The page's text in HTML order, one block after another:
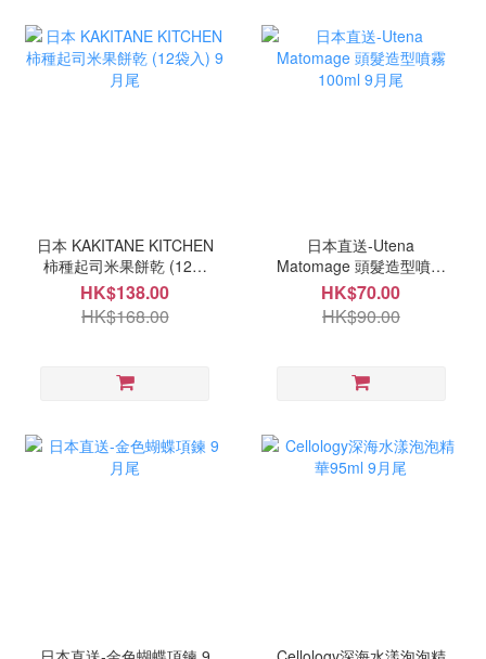
日本 KAKITANE KITCHEN
柿種起司米果餅乾 (12袋
入) 9月尾
HK$138.00
HK$168.00
日本直送-Utena
Matomage 頭髮造型噴霧
100ml 9月尾
HK$70.00
HK$90.00